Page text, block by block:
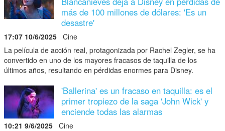
más de 100 millones de dólares: 'Es un
desastre'
17:07 10/6/2025 Cine
La película de acción real, protagonizada por Rachel Zegler, se ha
convertido en uno de los mayores fracasos de taquilla de los
últimos años, resultando en pérdidas enormes para Disney.
'Ballerina' es un fracaso en taquilla: es el
primer tropiezo de la saga 'John Wick' y
enciende todas las alarmas
10:21 9/6/2025 Cine